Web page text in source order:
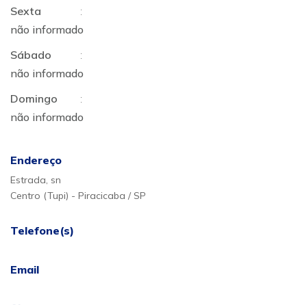
Sexta
:
não informado
Sábado
:
não informado
Domingo
:
não informado
Endereço
Estrada, sn
Centro (Tupi) - Piracicaba / SP
Telefone(s)
Email